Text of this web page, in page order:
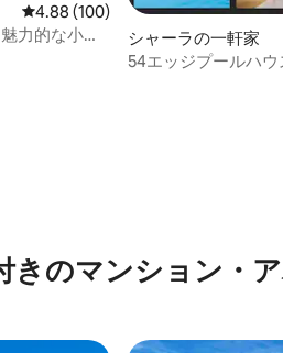
レビュー100件、5つ星中4.88つ星
4.88 (100)
力的な小さ
シャーラの一軒家
54エッジプールハウ
きのマンション・